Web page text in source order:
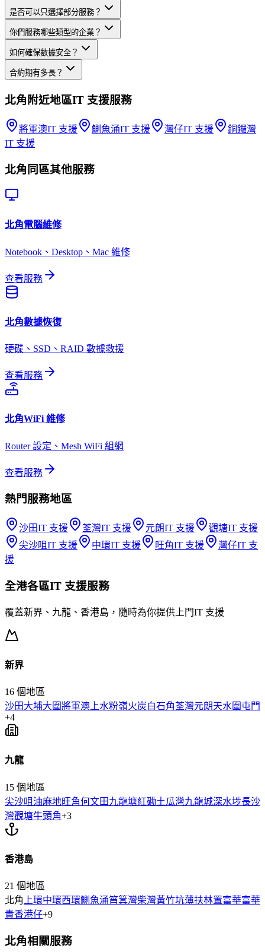
是否可以只選擇部分服務？
你們服務哪些類型的企業？
如何確保數據安全？
合約期有多長？
北角 附近地區IT 支援服務
將軍澳IT 支援 鰂魚涌IT 支援 灣仔IT 支援
銅鑼灣
IT 支援
北角 同區其他服務
北角電腦維修
Notebook、Desktop、Mac 維修
查看服務
北角數據恢復
硬碟、SSD、RAID 數據救援
查看服務
北角WiFi 維修
Router 設定、Mesh WiFi 組網
查看服務
熱門服務地區
沙田IT 支援 荃灣IT 支援 元朗IT 支援 觀塘IT 支援
尖沙咀IT 支援 中環IT 支援 旺角IT 支援 灣仔IT 支
援
全港各區IT 支援服務
覆蓋新界、九龍、香港島，隨時為你提供上門IT 支援
新界
16 個地區
沙田大埔大圍將軍澳 上水粉嶺火炭白石角荃灣元朗天水圍 屯門
+4
九龍
15 個地區
尖沙咀 油麻地旺角何文田九龍塘紅磡土瓜灣九龍城深水埗長沙
灣觀塘牛頭角+3
香港島
21 個地區
北角 上環中環西環鰂魚涌筲箕灣柴灣黃竹坑薄扶林置富華富華
貴香港仔+9
北角相關服務